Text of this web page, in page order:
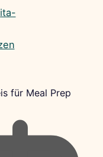
für Meal Prep